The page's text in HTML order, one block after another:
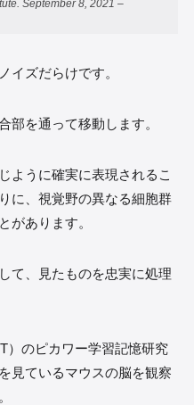
September 8, 2021 –
イズだらけです。
部を通って移動します。
ように確実に表現されるこ
に、視覚野の異なる細胞群
があります。
て、見たものを忠実に処理
）のピカワー学習記憶研究
見ているマウスの脳を観察